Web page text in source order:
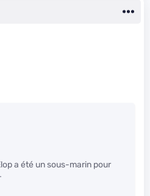
a été un sous-marin pour